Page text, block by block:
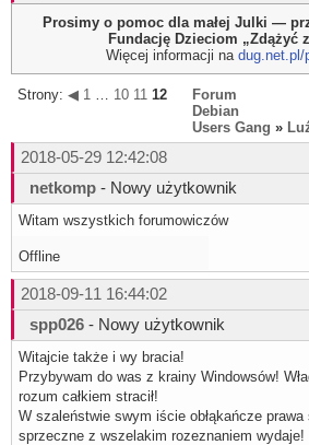
Prosimy o pomoc dla małej Julki —
Fundację Dzieciom „Zdążyć
Więcej informacji na dug.net.pl/
Strony: ◀ 1 … 10 11 12
Forum
Debian
Users Gang »
2018-05-29 12:42:08
netkomp - Nowy użytkownik
Witam wszystkich forumowiczów
Offline
2018-09-11 16:44:02
spp026 - Nowy użytkownik
Witajcie także i wy bracia!
Przybywam do was z krainy Windowsów!
rozum całkiem stracił!
W szaleństwie swym iście obłąkańcze
sprzeczne z wszelakim rozeznaniem